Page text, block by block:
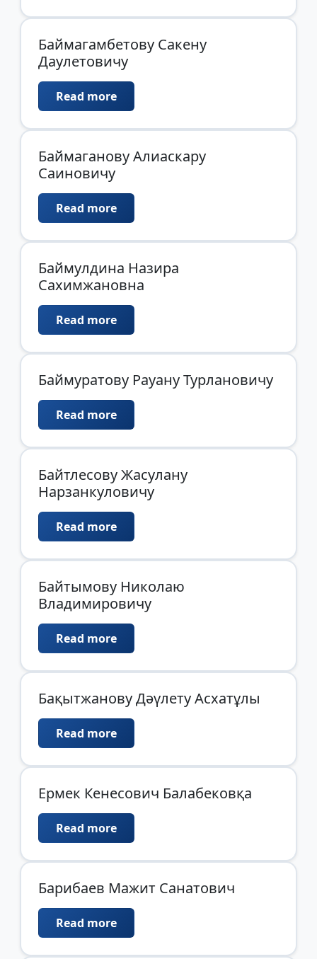
Баймагамбетову Сакену
Даулетовичу
Read more
Баймаганову Алиаскару
Саиновичу
Read more
Баймулдина Назира
Сахимжановна
Read more
Баймуратову Рауану Турлановичу
Read more
Байтлесову Жасулану
Нарзанкуловичу
Read more
Байтымову Николаю
Владимировичу
Read more
Бақытжанову Дәүлету Асхатұлы
Read more
Ермек Кенесович Балабековқа
Read more
Барибаев Мажит Санатович
Read more